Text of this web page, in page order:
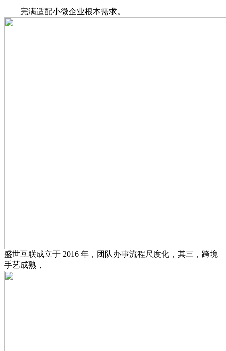
完满适配小微企业根本需求。
盛世互联成立于 2016 年，团队办事流程尺度化，其三，跨境
手艺成熟，